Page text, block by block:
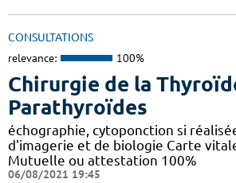
CONSULTATIONS
relevance: 100%
Chirurgie de la
Parathyroïdes
échographie, cytoponction si
d'imagerie et de biologie Carte
Mutuelle ou attestation 100%
06/08/2021 19:45